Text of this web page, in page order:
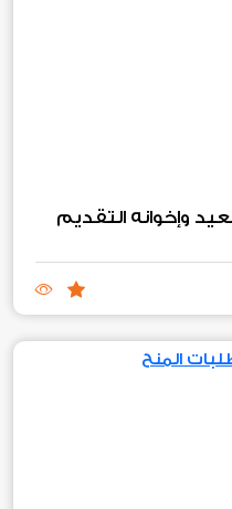
وإخوانه التقديم